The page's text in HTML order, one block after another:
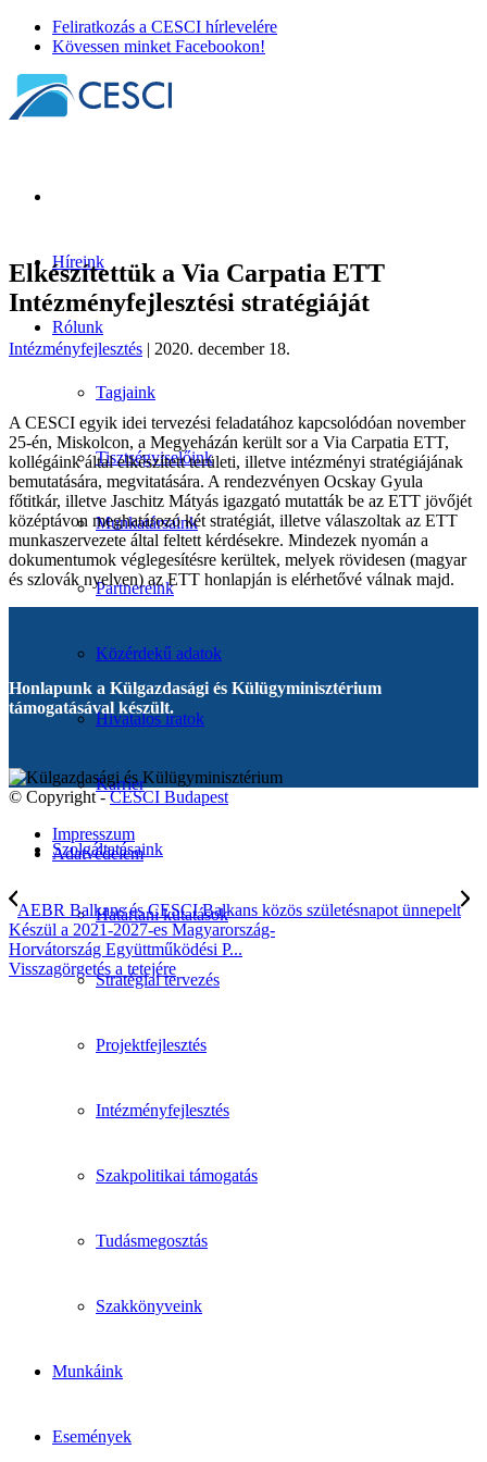
Feliratkozás a CESCI hírlevelére
Kövessen minket Facebookon!
Híreink
Rólunk
Tagjaink
Tisztségviselőink
Munkatársaink
Partnereink
Közérdekű adatok
Hivatalos iratok
Karrier
Szolgáltatásaink
Határtani kutatások
Stratégiai tervezés
Projektfejlesztés
Intézményfejlesztés
Szakpolitikai támogatás
Tudásmegosztás
Szakkönyveink
Munkáink
Események
Elkészítettük a Via Carpatia ETT
Intézményfejlesztési stratégiáját
Intézményfejlesztés | 2020. december 18.
A CESCI egyik idei tervezési feladatához kapcsolódóan november
25-én, Miskolcon, a Megyeházán került sor a Via Carpatia ETT,
kollégáink által elkészített területi, illetve intézményi stratégiájának
bemutatására, megvitatására. A rendezvényen Ocskay Gyula
főtitkár, illetve Jaschitz Mátyás igazgató mutatták be az ETT jövőjét
középtávon meghatározó két stratégiát, illetve válaszoltak az ETT
munkaszervezete által feltett kérdésekre. Mindezek nyomán a
dokumentumok véglegesítésre kerültek, melyek rövidesen (magyar
és szlovák nyelven) az ETT honlapján is elérhetővé válnak majd.
Honlapunk a Külgazdasági és Külügyminisztérium
támogatásával készült.
© Copyright -CESCI Budapest
Impresszum
Adatvédelem
AEBR Balkans és CESCI Balkans közös születésnapot ünnepelt
Készül a 2021-2027-es Magyarország-
Horvátország Együttműködési P...
Visszagörgetés a tetejére